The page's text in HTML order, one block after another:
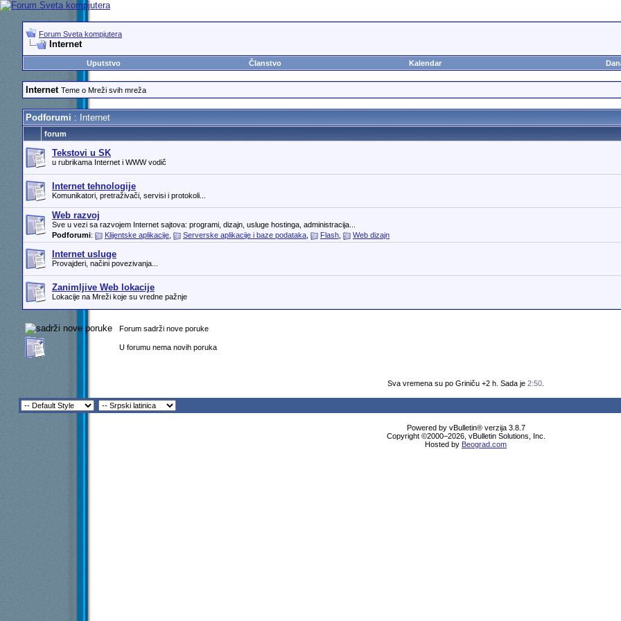
Forum Sveta kompjutera
Internet
Uputstvo
Članstvo Kalendar
Internet Teme o Mreži svih mreža
Podforumi : Internet
forum
Tekstovi u SK
u rubrikama Internet i WWW vodič
Internet tehnologije
Komunikatori, pretraživači, servisi i protokoli...
Web razvoj
Sve u vezi sa razvojem Internet sajtova: programi, dizajn, usluge hostinga, administracija...
Podforumi: Klijentske aplikacije, Serverske aplikacije i baze podataka, Flash, Web dizajn
Internet usluge
Provajderi, načini povezivanja...
Zanimljive Web lokacije
Lokacije na Mreži koje su vredne pažnje
Forum sadrži nove poruke
U forumu nema novih poruka
Sva vremena su po Griniču +2 h. Sada je 2:50.
Powered by vBulletin® verzija 3.8.7
Copyright ©2000–2026, vBulletin Solutions, Inc.
Hosted by Beograd.com